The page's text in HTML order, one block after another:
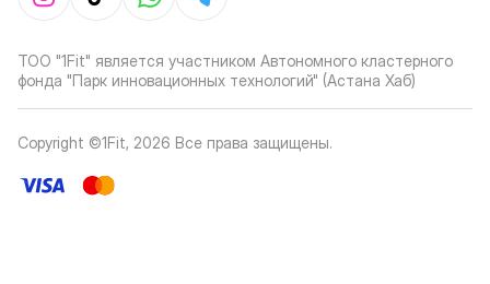
ТОО "1Fit" является участником Автономного кластерного
фонда "Парк инновационных технологий" (Астана Хаб)
Copyright ©1Fit, 2026 Все права защищены.